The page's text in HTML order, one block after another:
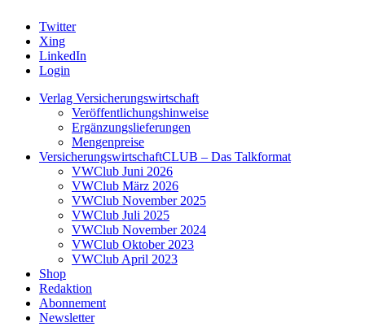
Twitter
Xing
LinkedIn
Login
Verlag Versicherungswirtschaft
Veröffentlichungshinweise
Ergänzungslieferungen
Mengenpreise
VersicherungswirtschaftCLUB – Das Talkformat
VWClub Juni 2026
VWClub März 2026
VWClub November 2025
VWClub Juli 2025
VWClub November 2024
VWClub Oktober 2023
VWClub April 2023
Shop
Redaktion
Abonnement
Newsletter